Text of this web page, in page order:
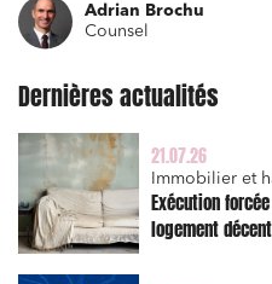
Adrian Brochu
Counsel
Dernières actualités
21.07.26
Immobilier et
Exécution
logement